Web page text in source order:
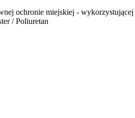
ochronie miejskiej -
/ Poliuretan